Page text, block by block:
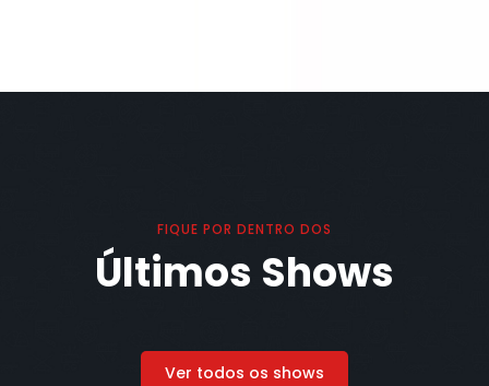
FIQUE POR DENTRO DOS
Últimos Shows
Ver todos os shows